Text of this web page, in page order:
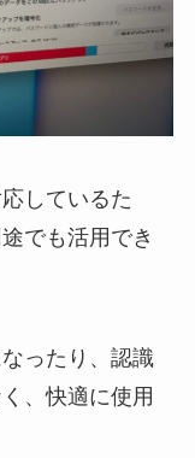
しているた
でも活用でき
ったり、認識
、快適に使用